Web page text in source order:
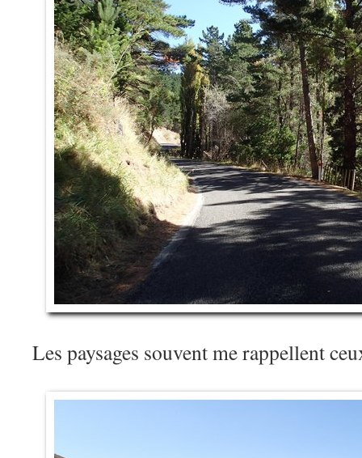
Les paysages souvent me rappellent